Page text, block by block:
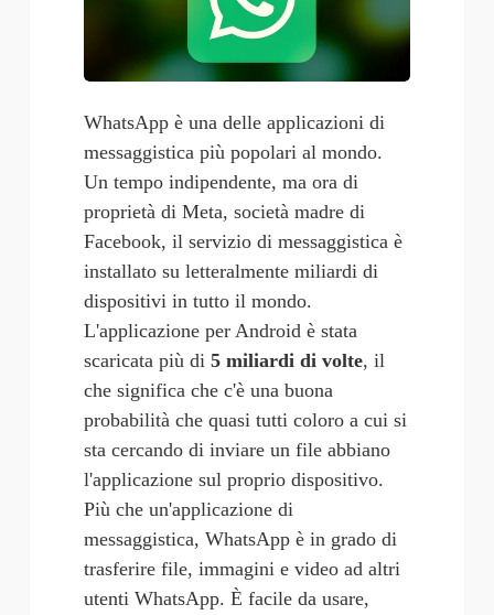
WhatsApp è una delle applicazioni di
messaggistica più popolari al mondo.
Un tempo indipendente, ma ora di
proprietà di Meta, società madre di
Facebook, il servizio di messaggistica è
installato su letteralmente miliardi di
dispositivi in tutto il mondo.
scaricata più di5 miliardi di volte, il
che significa che c'è una buona
probabilità che quasi tutti coloro a cui si
sta cercando di inviare un file abbiano
l'applicazione sul proprio dispositivo.
Più che un'applicazione di
messaggistica, WhatsApp è in grado di
trasferire file, immagini e video ad altri
utenti WhatsApp. È facile da usare,